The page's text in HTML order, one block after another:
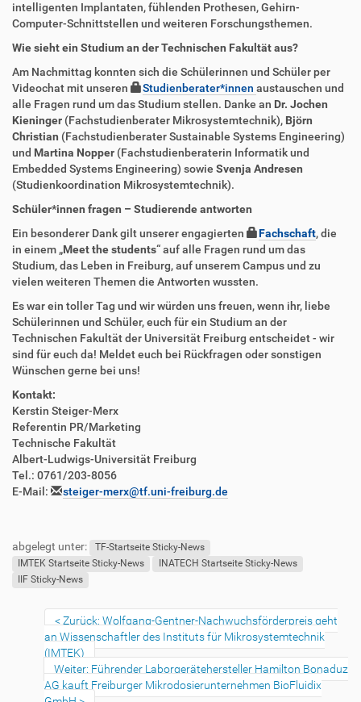
intelligenten Implantaten, fühlenden Prothesen, Gehirn-
Computer-Schnittstellen und weiteren Forschungsthemen.
Wie sieht ein Studium an der Technischen Fakultät aus?
Am Nachmittag konnten sich die Schülerinnen und Schüler per
Videochat mit unseren
Studienberater*innenaustauschen und
alle Fragen rund um das Studium stellen. Danke an Dr. Jochen
Kieninger (Fachstudienberater Mikrosystemtechnik), Björn
Christian (Fachstudienberater Sustainable Systems Engineering)
und Martina Nopper (Fachstudienberaterin Informatik und
Embedded Systems Engineering) sowie Svenja Andresen
(Studienkoordination Mikrosystemtechnik).
Schüler*innen fragen – Studierende antworten
Ein besonderer Dank gilt unserer engagierten
Fachschaft, die
in einem „Meet the students“ auf alle Fragen rund um das
Studium, das Leben in Freiburg, auf unserem Campus und zu
vielen weiteren Themen die Antworten wussten.
Es war ein toller Tag und wir würden uns freuen, wenn ihr, liebe
Schülerinnen und Schüler, euch für ein Studium an der
Technischen Fakultät der Universität Freiburg entscheidet - wir
sind für euch da! Meldet euch bei Rückfragen oder sonstigen
Wünschen gerne bei uns!
Kontakt:
Kerstin Steiger-Merx
Referentin PR/Marketing
Technische Fakultät
Albert-Ludwigs-Universität Freiburg
Tel.: 0761/203-8056
E-Mail:
steiger-merx@tf.uni-freiburg.de
abgelegt unter:
TF-Startseite Sticky-News
IMTEK Startseite Sticky-News
INATECH Startseite Sticky-News
IIF Sticky-News
Zurück: Wolfgang-Gentner-Nachwuchsförderpreis geht
an Wissenschaftler des Instituts für Mikrosystemtechnik
(IMTEK)
Weiter: Führender Laborgerätehersteller Hamilton Bonaduz
AG kauft Freiburger Mikrodosierunternehmen BioFluidix